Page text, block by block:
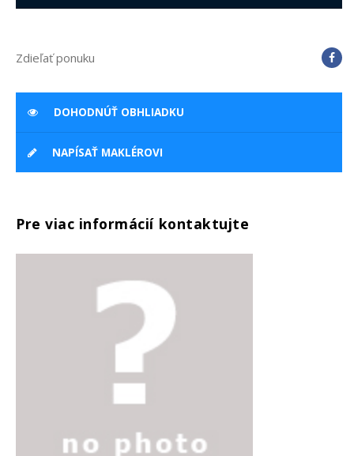
Zdieľať ponuku
DOHODNÚŤ OBHLIADKU
NAPÍSAŤ MAKLÉROVI
Pre viac informácií kontaktujte